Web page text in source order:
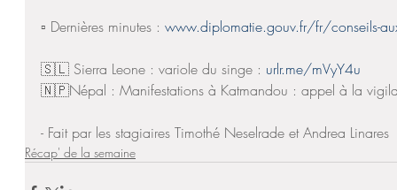
▫️ Dernières minutes : www.diplomatie.gouv.fr/fr/conseils-
🇸🇱 Sierra Leone : variole du singe : urlr.me/mVyY4u
🇳🇵Népal : Manifestations à Katmandou : appel à la
- Fait par les stagiaires Timothé Neselrade et Andrea Linares
Récap' de la semaine